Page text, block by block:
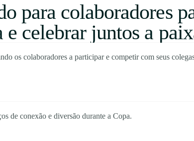
para colaboradores
celebrar juntos a
os colaboradores a participar e competir com seus
de conexão e diversão durante a Copa.